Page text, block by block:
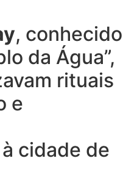
, conhecido
da Água”,
rituais
e
cidade de